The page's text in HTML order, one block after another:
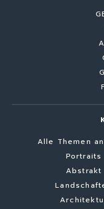
Alle Themen
Portraits
Abstrakt